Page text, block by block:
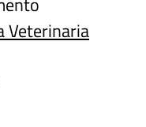
Veterinaria